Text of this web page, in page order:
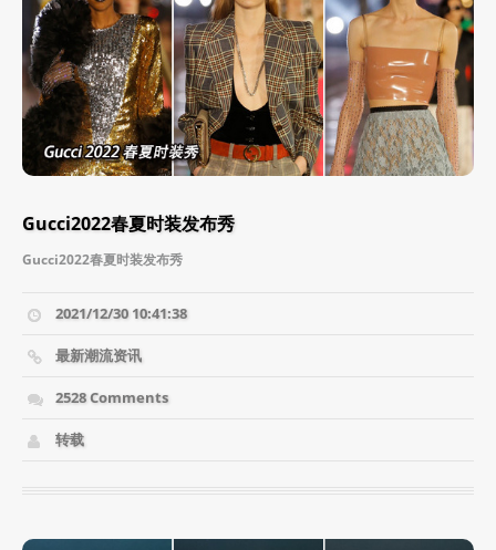
Gucci2022春夏时装发布秀
Gucci2022春夏时装发布秀
2021/12/30 10:41:38
最新潮流资讯
2528 Comments
转载